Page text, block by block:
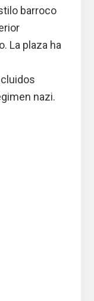
barroco
La plaza ha
nazi.